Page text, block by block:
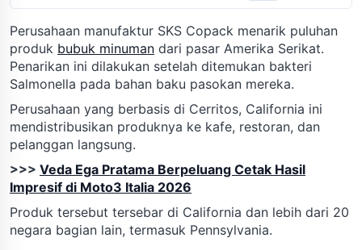
Perusahaan manufaktur SKS Copack menarik puluhan
produk bubuk minuman dari pasar Amerika Serikat.
Penarikan ini dilakukan setelah ditemukan bakteri
Salmonella pada bahan baku pasokan mereka.
Perusahaan yang berbasis di Cerritos, California ini
mendistribusikan produknya ke kafe, restoran, dan
pelanggan langsung.
>>> Veda Ega Pratama Berpeluang Cetak Hasil
Impresif di Moto3 Italia 2026
Produk tersebut tersebar di California dan lebih dari 20
negara bagian lain, termasuk Pennsylvania.